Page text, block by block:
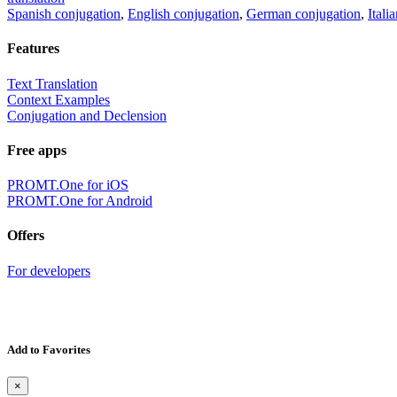
Spanish conjugation, English conjugation, German conjugation,
Features
Text Translation
Context Examples
Conjugation and Declension
Free apps
PROMT.One for iOS
PROMT.One for Android
Offers
For developers
Add to Favorites
×